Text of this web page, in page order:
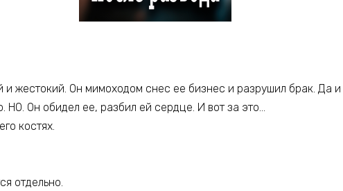
жестокий. Он мимоходом снес ее бизнес и разрушил брак. Да
НО. Он обидел ее, разбил ей сердце. И вот за это…
костях.
отдельно.